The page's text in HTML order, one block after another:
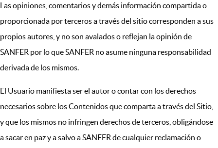
Las opiniones, comentarios y demás información compartida o
proporcionada por terceros a través del sitio corresponden a sus
propios autores, y no son avalados o reflejan la opinión de
SANFER por lo que SANFER no asume ninguna responsabilidad
derivada de los mismos.
El Usuario manifiesta ser el autor o contar con los derechos
necesarios sobre los Contenidos que comparta a través del Sitio,
y que los mismos no infringen derechos de terceros, obligándose
a sacar en paz y a salvo a SANFER de cualquier reclamación o